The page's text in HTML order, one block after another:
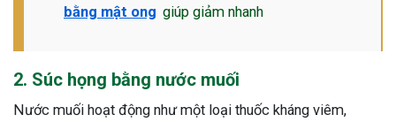
bằng mật ong giúp giảm nhanh
2. Súc họng bằng nước muối
Nước muối hoạt động như một loại thuốc kháng viêm,